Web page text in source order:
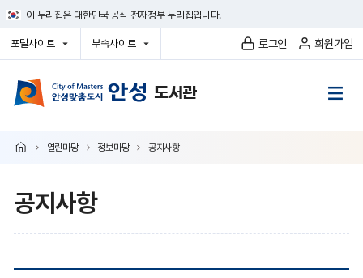
건
너
이 누리집은 대한민국 공식 전자정부 누리집입니다.
포털사이트
부속사이트
로그인 회원가입
열린마당 정보마당 공지사항
공지사항